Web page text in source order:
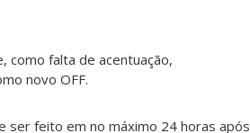
como falta de acentuação,
novo OFF.
ser feito em no máximo 24 horas após